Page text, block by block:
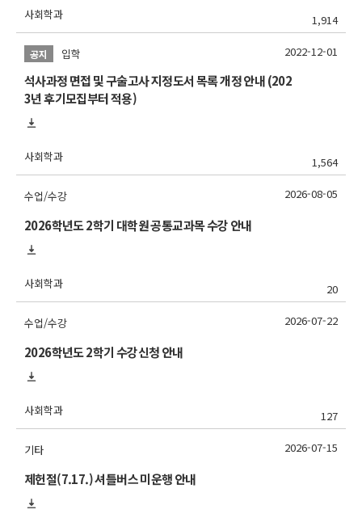
사회학과 1,914
공지 입학
석사과정 면접 및 구술고사 지정도서 목록 개정 안내 (202
3년 후기모집부터 적용)
사회학과 1,564
2022-12-01
수업/수강
2026학년도 2학기 대학원 공통교과목 수강 안내
사회학과 20
2026-08-05
수업/수강
2026학년도 2학기 수강신청 안내
사회학과 127
2026-07-22
기타
제헌절(7.17.) 셔틀버스 미운행 안내
2026-07-15